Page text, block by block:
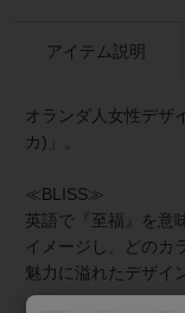
アイテム説明
オランダ人女性デザ
カ)」。
≪BLISS≫
英語で『至福』を意
イメージし、どのカ
魅力に溢れたデザイ